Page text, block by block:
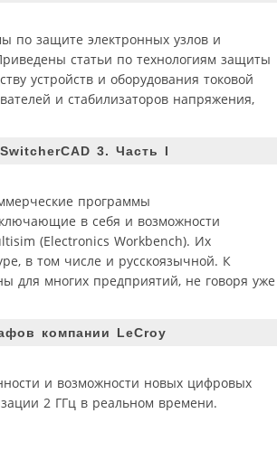
по защите электронных узлов и
статьи по технологиям защиты
устройств и оборудования токовой
и стабилизаторов напряжения,
3. Часть I
программы
в себя и возможности
(Electronics Workbench). Их
в том числе и русскоязычной. К
для многих предприятий, не говоря уже
компании LeCroy
и возможности новых цифровых
2 ГГц в реальном времени.